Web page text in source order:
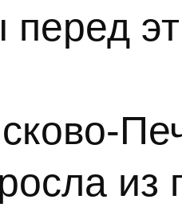
перед
из